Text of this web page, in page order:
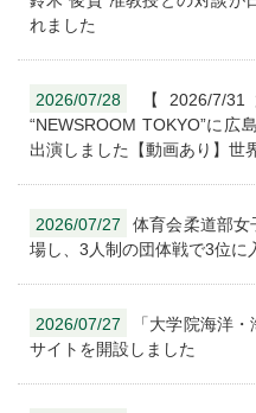
れました
2026/07/28
【2026/7/31
“NEWSROOM TOKYO”に
出演しました【動画あり】世
2026/07/27
体育会柔道部女
場し、3人制の団体戦で3位に
2026/07/27
「大学院海洋
サイトを開設しました